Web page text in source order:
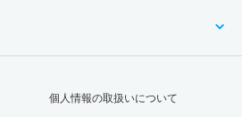
個人情報の取扱いについて